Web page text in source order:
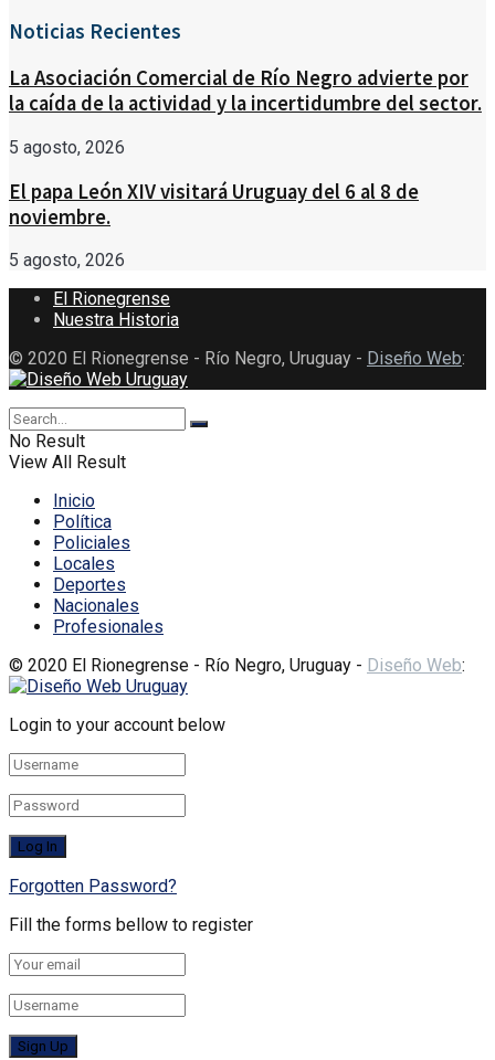
Noticias Recientes
La Asociación Comercial de Río Negro advierte por
la caída de la actividad y la incertidumbre del sector.
5 agosto, 2026
El papa León XIV visitará Uruguay del 6 al 8 de
noviembre.
5 agosto, 2026
El Rionegrense
Nuestra Historia
© 2020 El Rionegrense - Río Negro, Uruguay - Diseño Web:
No Result
View All Result
Inicio
Política
Policiales
Locales
Deportes
Nacionales
Profesionales
© 2020 El Rionegrense - Río Negro, Uruguay - Diseño Web:
Login to your account below
Forgotten Password?
Fill the forms bellow to register